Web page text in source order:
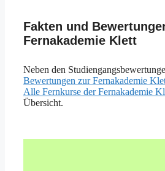
Fakten und
Fernakademie Klett
Neben den
Bewertungen zur Fernakademie
Alle Fernkurse der Fernakademie
Übersicht.